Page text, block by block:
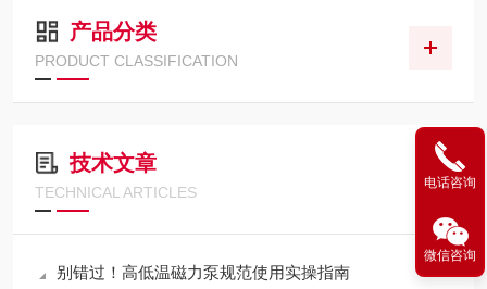
产品分类
PRODUCT CLASSIFICATION
技术文章
TECHNICAL ARTICLES
别错过！高低温磁力泵规范使用实操指南
电话咨询
微信咨询